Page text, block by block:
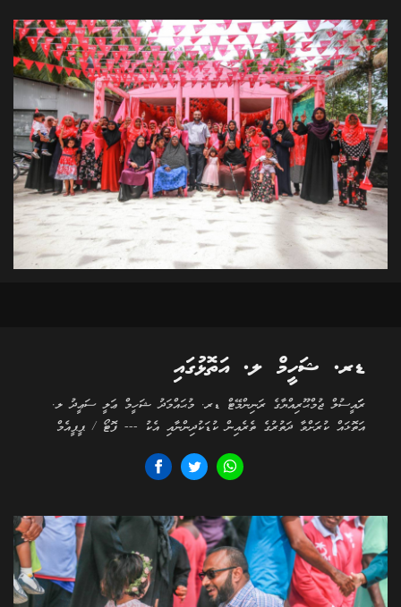
ޑރ. ޝަހީމް ލ. އަތޮޅުގައި
ރަަައީސުލް ޖުމްޙޫރިއްޔާގެ ރަނިންމޭޓް ޑރ. މުޙައްމަދު ޝަހީމް ޢަލީ ސަޢީދު ލ.
އަތޮޅައް ކުރަށްވާ ދަތުރުގެ ތެރެއިން ކުޑަކުދިންނާއި އެކު --- ފޮޓޯ / ޕީޕީއެމް